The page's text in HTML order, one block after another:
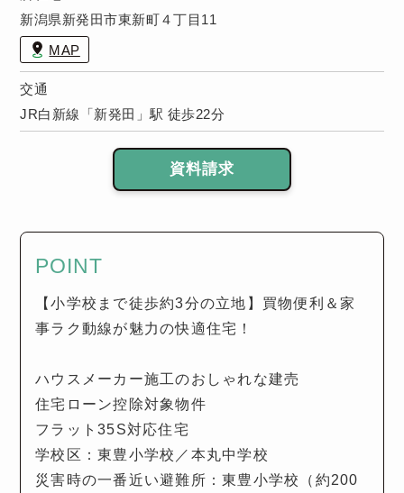
新潟県新発田市東新町４丁目11
MAP
交通
JR白新線「新発田」駅 徒歩22分
資料請求
POINT
【小学校まで徒歩約3分の立地】買物便利＆家
事ラク動線が魅力の快適住宅！
ハウスメーカー施工のおしゃれな建売
住宅ローン控除対象物件
フラット35S対応住宅
学校区：東豊小学校／本丸中学校
災害時の一番近い避難所：東豊小学校（約200